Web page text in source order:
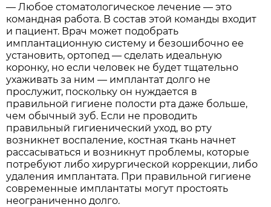
— Любое стоматологическое лечение — это
командная работа. В состав этой команды входит
и пациент. Врач может подобрать
имплантационную систему и безошибочно ее
установить, ортопед — сделать идеальную
коронку, но если человек не будет тщательно
ухаживать за ним — имплантат долго не
прослужит, поскольку он нуждается в
правильной гигиене полости рта даже больше,
чем обычный зуб. Если не проводить
правильный гигиенический уход, во рту
возникнет воспаление, костная ткань начнет
рассасываться и возникнут проблемы, которые
потребуют либо хирургической коррекции, либо
удаления имплантата. При правильной гигиене
современные имплантаты могут простоять
неограниченно долго.